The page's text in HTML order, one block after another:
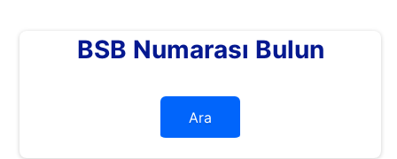
BSB Numarası Bulun
Ara